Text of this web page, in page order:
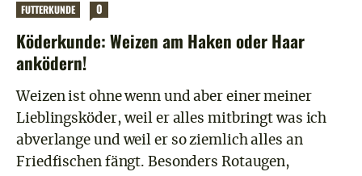
FUTTERKUNDE 0
Köderkunde: Weizen am Haken oder Haar
anködern!
Weizen ist ohne wenn und aber einer meiner
Lieblingsköder, weil er alles mitbringt was ich
abverlange und weil er so ziemlich alles an
Friedfischen fängt. Besonders Rotaugen,